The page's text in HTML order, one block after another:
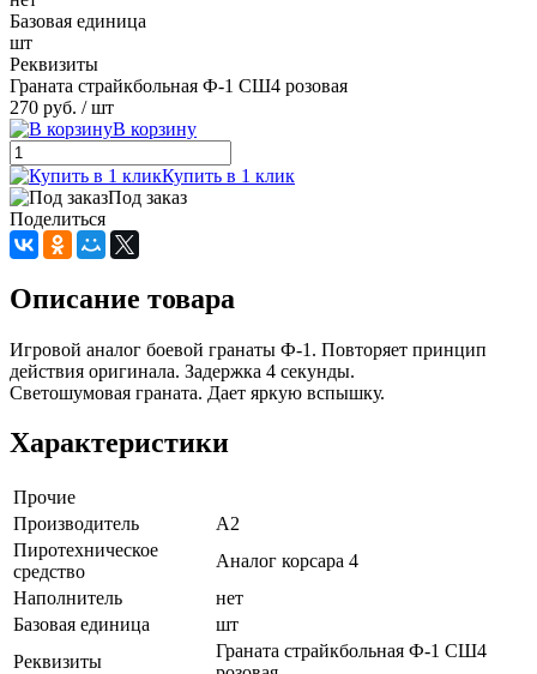
Базовая единица
шт
Реквизиты
Граната страйкбольная Ф-1 СШ4 розовая
270 руб. / шт
В корзину
Купить в 1 клик
Под заказ
Поделиться
Описание товара
Игровой аналог боевой гранаты Ф-1. Повторяет принцип
действия оригинала. Задержка 4 секунды.
Светошумовая граната. Дает яркую вспышку.
Характеристики
Прочие
Производитель
A2
Пиротехническое
средство
Аналог корсара 4
Наполнитель
нет
Базовая единица
шт
Реквизиты
Граната страйкбольная Ф-1 СШ4